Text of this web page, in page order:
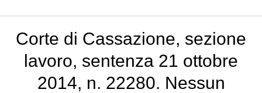
Corte di Cassazione, sezione
lavoro, sentenza 21 ottobre
2014, n. 22280. Nessun